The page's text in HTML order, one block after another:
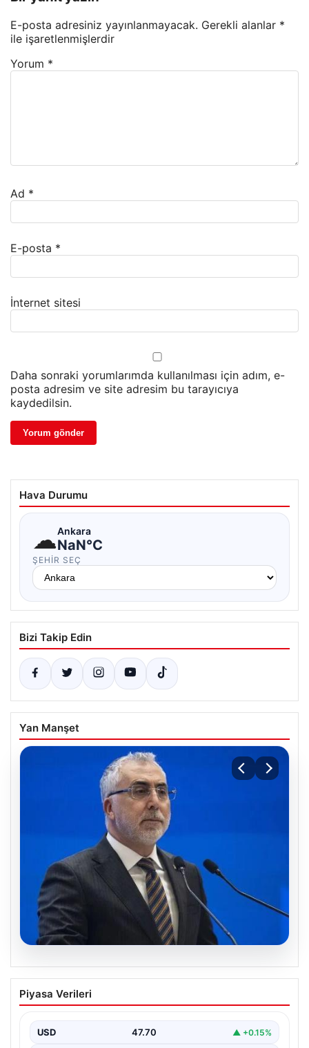
E-posta adresiniz yayınlanmayacak. Gerekli alanlar *
ile işaretlenmişlerdir
Yorum *
Ad *
E-posta *
İnternet sitesi
Daha sonraki yorumlarımda kullanılması için adım, e-
posta adresim ve site adresim bu tarayıcıya
kaydedilsin.
Hava Durumu
☁Ankara
NaN°C
ŞEHIR SEÇ
Bizi Takip Edin
Yan Manşet
07.08.2026
Bakan Işıkhan açıkladı! Tekstil
sektörüne yönelik işbirliği protokolü
Bakanlıktan yapılan açıklamaya göre, imza törenine
Piyasa Verileri
USD 47.70 ▲ +0.15%